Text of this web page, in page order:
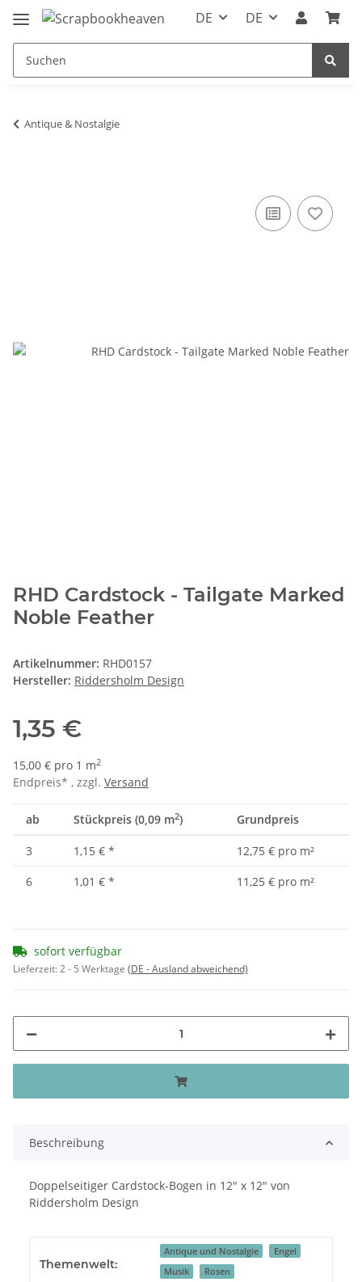
DE DE
Antique & Nostalgie
RHD Cardstock - Tailgate Marked
Noble Feather
Artikelnummer: RHD0157
Hersteller: Riddersholm Design
1,35 €
15,00 € pro 1 m2
Endpreis* , zzgl. Versand
ab Stückpreis (0,09 m2) Grundpreis
3 1,15 € *
12,75 € pro m²
6
1,01 € * 11,25 € pro m²
sofort verfügbar
Lieferzeit:2 - 5 Werktage (DE - Ausland abweichend)
Beschreibung
Doppelseitiger Cardstock-Bogen in 12" x 12" von
Riddersholm Design
Themenwelt:
Antique und Nostalgie
Engel
Musik
Rosen